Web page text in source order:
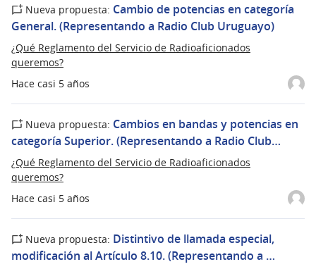
Hace casi 5 años
Nueva propuesta: Cambio de potencias en categoría
General. (Representando a Radio Club Uruguayo)
¿Qué Reglamento del Servicio de Radioaficionados
queremos?
Hace casi 5 años
Nueva propuesta: Cambios en bandas y potencias en
categoría Superior. (Representando a Radio Club…
¿Qué Reglamento del Servicio de Radioaficionados
queremos?
Nueva propuesta: Distintivo de llamada especial,
modificación al Artículo 8.10. (Representando a …